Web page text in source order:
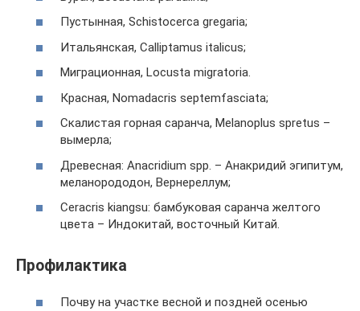
Пустынная, Schistocerca gregaria;
Итальянская, Calliptamus italicus;
Миграционная, Locusta migratoria.
Красная, Nomadacris septemfasciata;
Скалистая горная саранча, Melanoplus spretus –
вымерла;
Древесная: Anacridium spp. – Анакридий эгипитум,
меланорододон, Вернереллум;
Ceracris kiangsu: бамбуковая саранча желтого
цвета – Индокитай, восточный Китай.
Профилактика
Почву на участке весной и поздней осенью